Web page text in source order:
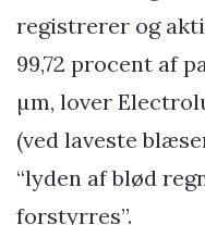
registrerer og
99,72 procent af
µm, lover
(ved laveste
“lyden af blød
forstyrres”.